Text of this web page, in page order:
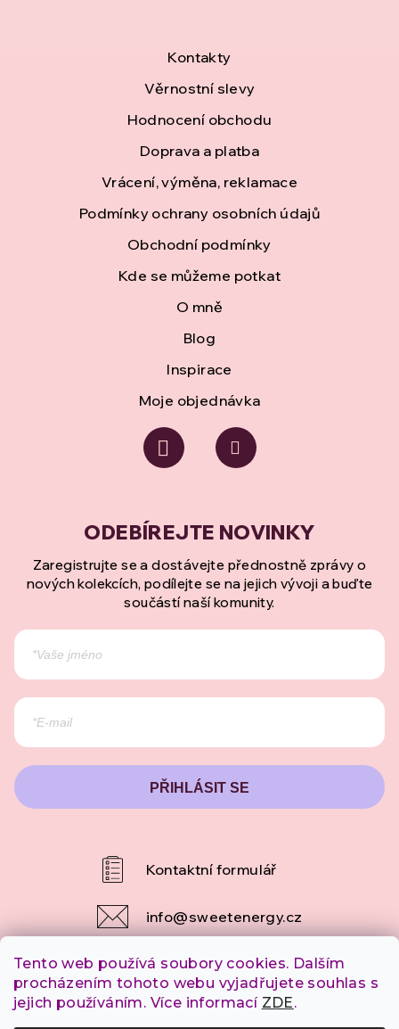
Tento web používá soubory cookies. Dalším
procházením tohoto webu vyjadřujete souhlas s
jejich používáním. Více informací ZDE.
Kontakty
Věrnostní slevy
Hodnocení obchodu
Doprava a platba
Vrácení, výměna, reklamace
Podmínky ochrany osobních údajů
Obchodní podmínky
Kde se můžeme potkat
O mně
Blog
Inspirace
Moje objednávka
Zaregistrujte se a dostávejte přednostně zprávy o
nových kolekcích, podílejte se na jejich vývoji a buďte
součástí naší komunity.
PŘIHLÁSIT SE
info@sweetenergy.cz
+420 607 253 790